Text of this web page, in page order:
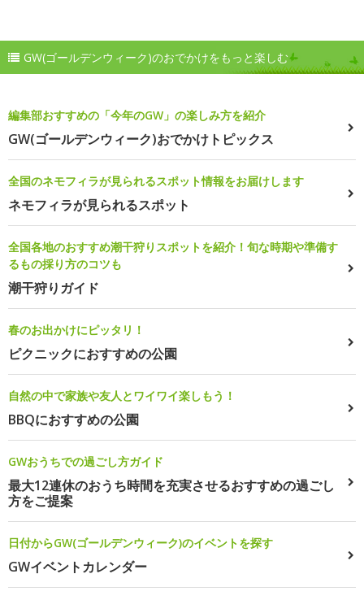
GW(ゴールデンウィーク)のおでかけをもっと楽しむ
編集部おすすめの「今年のGW」の楽しみ方を紹介
GW(ゴールデンウィーク)おでかけトピックス
全国のネモフィラが見られるスポット情報をお届けします
ネモフィラが見られるスポット
全国各地のおすすめ潮干狩りスポットを紹介！旬な時期や準備す
るもの採り方のコツも
潮干狩りガイド
春のお出かけにピッタリ！
ピクニックにおすすめの公園
自然の中で家族や友人とワイワイ楽しもう！
BBQにおすすめの公園
GWおうちでの過ごし方ガイド
最大12連休のおうち時間を充実させるおすすめの過ごし
方をご提案
日付からGW(ゴールデンウィーク)のイベントを探す
GWイベントカレンダー